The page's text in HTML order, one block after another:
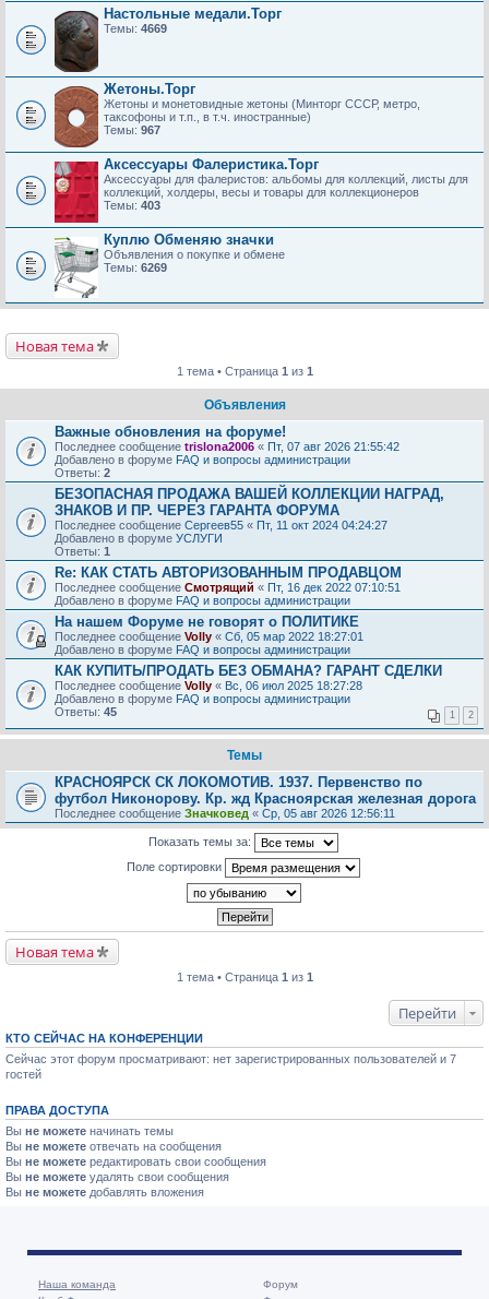
Настольные медали.Торг
Темы: 4669
Жетоны.Торг
Жетоны и монетовидные жетоны (Минторг СССР, метро,
таксофоны и т.п., в т.ч. иностранные)
Темы: 967
Аксессуары Фалеристика.Торг
Аксессуары для фалеристов: альбомы для коллекций, листы для
коллекций, холдеры, весы и товары для коллекционеров
Темы: 403
Куплю Обменяю значки
Объявления о покупке и обмене
Темы: 6269
Новая тема
1 тема • Страница 1 из 1
Объявления
Важные обновления на форуме!
Последнее сообщение trislona2006 « Пт, 07 авг 2026 21:55:42
Добавлено в форуме FAQ и вопросы администрации
Ответы: 2
БЕЗОПАСНАЯ ПРОДАЖА ВАШЕЙ КОЛЛЕКЦИИ НАГРАД,
ЗНАКОВ И ПР. ЧЕРЕЗ ГАРАНТА ФОРУМА
Последнее сообщение Сергеев55 « Пт, 11 окт 2024 04:24:27
Добавлено в форуме УСЛУГИ
Ответы: 1
Re: КАК СТАТЬ АВТОРИЗОВАННЫМ ПРОДАВЦОМ
Последнее сообщение Смотрящий « Пт, 16 дек 2022 07:10:51
Добавлено в форуме FAQ и вопросы администрации
На нашем Форуме не говорят о ПОЛИТИКЕ
Последнее сообщение Volly « Сб, 05 мар 2022 18:27:01
Добавлено в форуме FAQ и вопросы администрации
КАК КУПИТЬ/ПРОДАТЬ БЕЗ ОБМАНА? ГАРАНТ СДЕЛКИ
Последнее сообщение Volly « Вс, 06 июл 2025 18:27:28
Добавлено в форуме FAQ и вопросы администрации
Ответы: 45 1 2
Темы
КРАСНОЯРСК СК ЛОКОМОТИВ. 1937. Первенство по
футбол Никонорову. Кр. жд Красноярская железная дорога
Последнее сообщение Значковед « Ср, 05 авг 2026 12:56:11
Показать темы за:
Поле сортировки
Новая тема
1 тема • Страница 1 из 1
Перейти
КТО СЕЙЧАС НА КОНФЕРЕНЦИИ
Сейчас этот форум просматривают: нет зарегистрированных пользователей и 7
гостей
ПРАВА ДОСТУПА
Вы не можете начинать темы
Вы не можете отвечать на сообщения
Вы не можете редактировать свои сообщения
Вы не можете удалять свои сообщения
Вы не можете добавлять вложения
Наша команда
Форум